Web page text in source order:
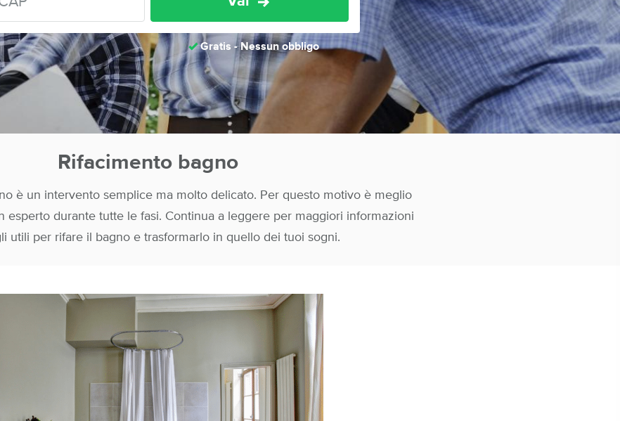
Gratis - Nessun obbligo
Rifacimento bagno
è un intervento semplice ma molto delicato. Per questo motivo è meglio
esperto durante tutte le fasi. Continua a leggere per maggiori informazioni
utili per rifare il bagno e trasformarlo in quello dei tuoi sogni.